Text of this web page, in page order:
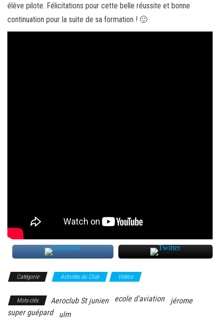
élève pilote. Félicitations pour cette belle réussite et bonne
continuation pour la suite de sa formation ! 🙂
Catégorie Activités du Club Vidéos
Mots-clés Aeroclub St junien ecole d'aviation
jérome
super guépard
ulm